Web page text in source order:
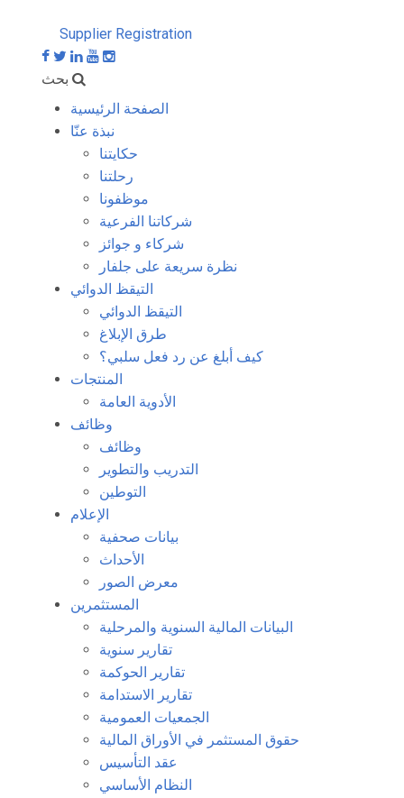
Supplier Registration
بحث
الصفحة الرئيسية
نبذة عنّا
حكايتنا
رحلتنا
موظفونا
شركاتنا الفرعية
شركاء و جوائز
نظرة سريعة على جلفار
التيقظ الدوائي
التيقظ الدوائي
طرق الإبلاغ
كيف أبلغ عن رد فعل سلبي؟
المنتجات
الأدوية العامة
وظائف
وظائف
التدريب والتطوير
التوطين
الإعلام
بيانات صحفية
الأحداث
معرض الصور
المستثمرين
البيانات المالية السنوية والمرحلية
تقارير سنوية
تقارير الحوكمة
تقارير الاستدامة
الجمعيات العمومية
حقوق المستثمر في الأوراق المالية
عقد التأسيس
النظام الأساسي